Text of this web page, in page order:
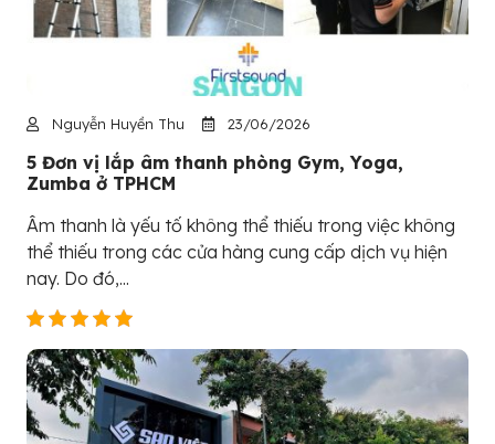
Nguyễn Huyền Thu 23/06/2026
5 Đơn vị lắp âm thanh phòng Gym, Yoga,
Zumba ở TPHCM
Âm thanh là yếu tố không thể thiếu trong việc không
thể thiếu trong các cửa hàng cung cấp dịch vụ hiện
nay. Do đó,...